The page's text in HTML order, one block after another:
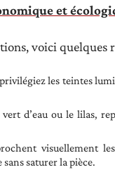
et
voici quelques
les teintes
d’eau ou le lilas,
visuellement
saturer la pièce.